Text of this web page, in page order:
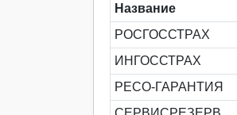
Название
РОСГОССТРАХ
ИНГОССТРАХ
РЕСО-ГАРАНТИЯ